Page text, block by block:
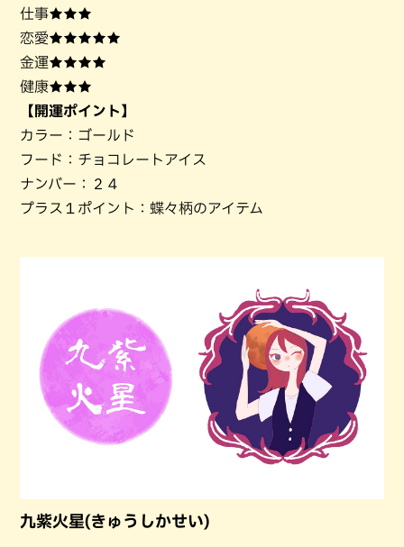
仕事★★★
恋愛★★★★★
金運★★★★
健康★★★
【開運ポイント】
カラー：ゴールド
フード：チョコレートアイス
ナンバー：２４
プラス１ポイント：蝶々柄のアイテム
九紫火星(きゅうしかせい)